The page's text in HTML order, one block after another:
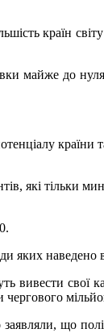
країн
майже до
які тільки
яких наведено
вивести свої
чергового
заявляли, що